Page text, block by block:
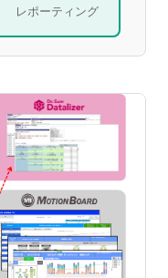
レポーティング